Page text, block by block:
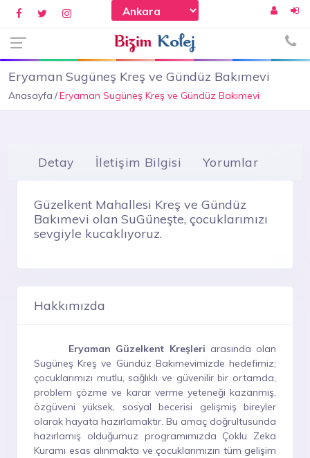
Eryaman Sugüneş Kreş ve Gündüz Bakımevi
Anasayfa Eryaman Sugüneş Kreş ve Gündüz Bakımevi
Detay İletişim Bilgisi Yorumlar
Güzelkent Mahallesi Kreş ve Gündüz
Bakımevi olan SuGüneşte, çocuklarımızı
sevgiyle kucaklıyoruz.
Hakkımızda
Eryaman Güzelkent Kreşleri arasında olan
Sugüneş Kreş ve Gündüz Bakımevimizde hedefimiz;
çocuklarımızı mutlu, sağlıklı ve güvenilir bir ortamda,
problem çözme ve karar verme yeteneği kazanmış,
özgüveni yüksek, sosyal becerisi gelişmiş bireyler
olarak hayata hazırlamaktır. Bu amaç doğrultusunda
hazırlamış olduğumuz programımızda Çoklu Zeka
Kuramı esas alınmakta ve çocuklarımızın tüm gelişim